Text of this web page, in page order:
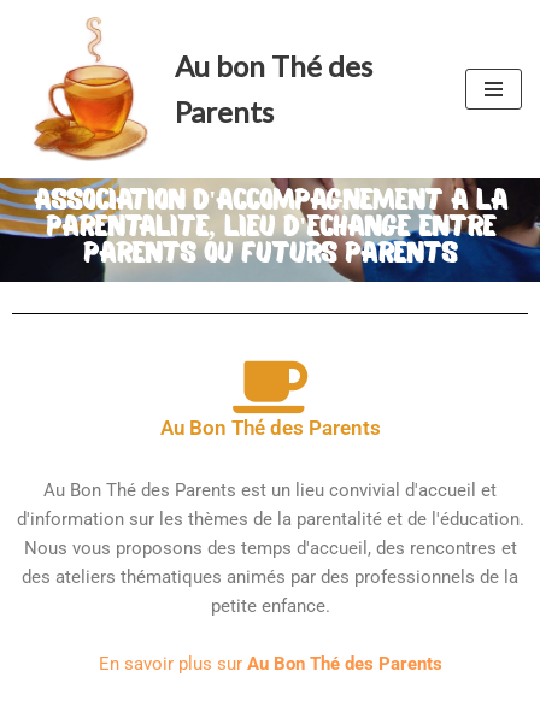
contenu
Au bon Thé des
Parents
Association d'accompagnement a la
parentalite, lieu d'echange entre
parents ou futurs parents
Au Bon Thé des Parents
Au Bon Thé des Parents est un lieu convivial d'accueil et
d'information sur les thèmes de la parentalité et de l'éducation.
Nous vous proposons des temps d'accueil, des rencontres et
des ateliers thématiques animés par des professionnels de la
petite enfance.
En savoir plus sur Au Bon Thé des Parents